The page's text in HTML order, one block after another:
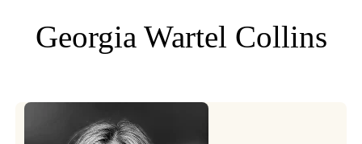
Georgia Wartel Collins